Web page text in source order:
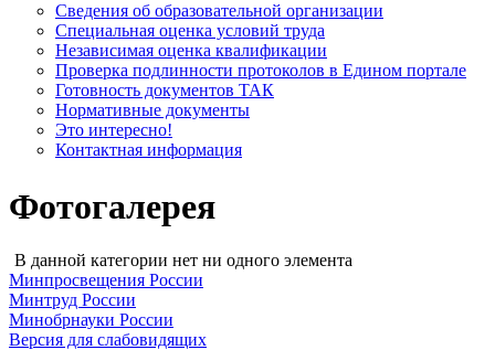
Сведения об образовательной организации
Cпециальная оценка условий труда
Независимая оценка квалификации
Проверка подлинности протоколов в Едином портале
Готовность документов ТАК
Нормативные документы
Это интересно!
Контактная информация
Фотогалерея
В данной категории нет ни одного элемента
Минпросвещения России
Минтруд России
Минобрнауки России
Версия для слабовидящих